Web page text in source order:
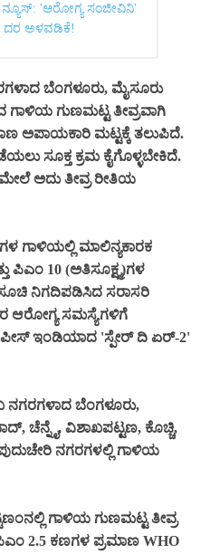
'ಆರೋಗ್ಯ ಸಂಜೀವಿನಿ'
ದರ ಅಳವಡಿಕೆ!
ಬೆಂಗಳೂರು, ಮೈಸೂರು
ಗಾಳಿಯ ಗುಣಮಟ್ಟ ತೀವ್ರವಾಗಿ
ಅಪಾಯಕಾರಿ ಮಟ್ಟಕ್ಕೆ ತಲುಪಿದೆ.
ಸೂಕ್ತ ಕ್ರಮ ಕೈಗೊಳ್ಳಬೇಕಿದೆ.
ಅದು ತೀವ್ರ ರೀತಿಯ
ಗಾಳಿಯಲ್ಲಿ ಮಾಲಿನ್ಯಕಾರಕ
ಪಿಎಂ 10 (ಅತಿಸೂಕ್ಷ್ಮ)ಗಳ
ನಿಗದಿಪಡಿಸಿದ ಸರಾಸರಿ
ಆರೋಗ್ಯ ಸಮಸ್ಯೆಗಳಿಗೆ
ಪೀಸ್ ಇಂಡಿಯಾದ 'ಸ್ಪೇರ್ ದಿ ಏರ್-2'
ನಗರಗಳಾದ ಬೆಂಗಳೂರು,
ಚೆನ್ನೈ, ವಿಶಾಖಪಟ್ಟಣ, ಕೊಚ್ಚಿ,
ನಗರಗಳಲ್ಲಿ ಗಾಳಿಯ
ಗಾಳಿಯ ಗುಣಮಟ್ಟ ತೀವ್ರ
2.5 ಕಣಗಳ ಪ್ರಮಾಣ WHO